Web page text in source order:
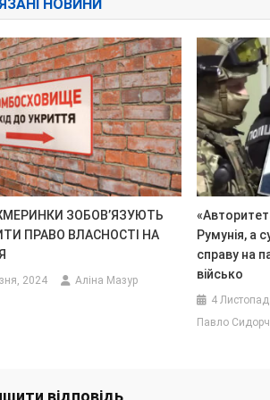
НОВИНИ
ЗОБОВ’ЯЗУЮТЬ
ПРАВО ВЛАСНОСТІ НА
2024 Аліна Мазур
Румунія, а
справу на
військо
4
Павло
відповідь